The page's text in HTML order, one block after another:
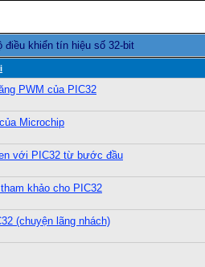
điều khiển tín hiệu số 32-bit
PWM của PIC32
Microchip
với PIC32 từ bước đầu
khảo cho PIC32
(chuyện lãng nhách)